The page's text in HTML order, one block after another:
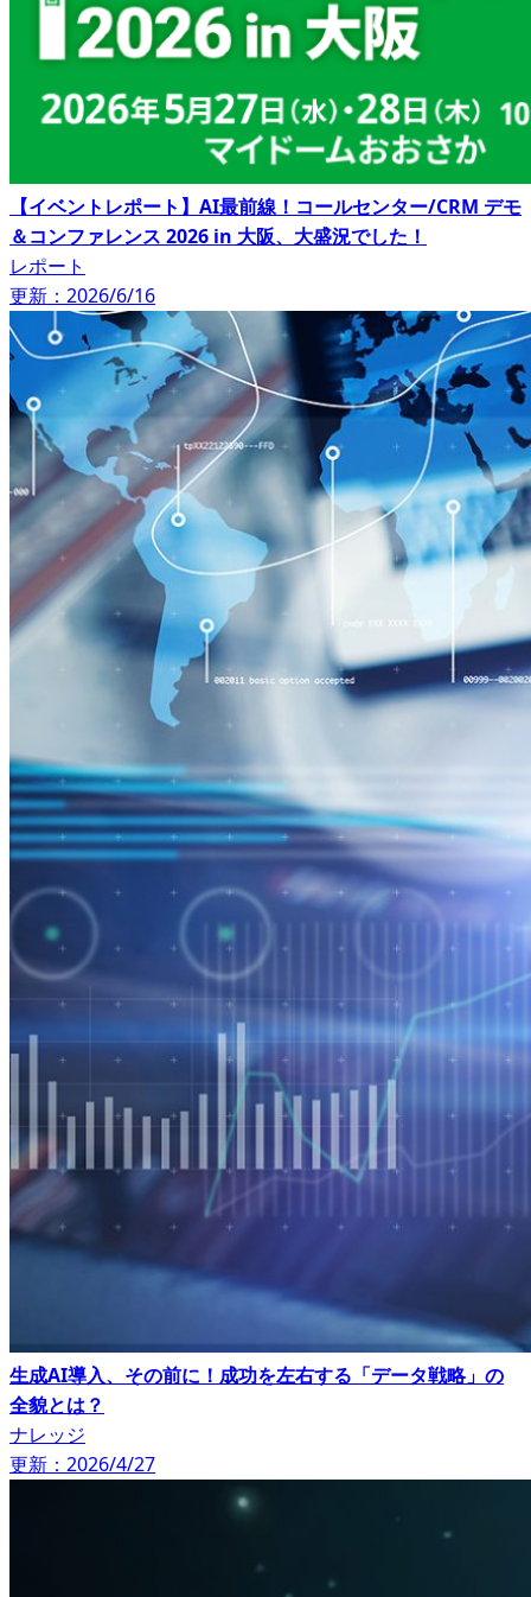
【イベントレポート】AI最前線！コールセンター/CRM デモ
＆コンファレンス 2026 in 大阪、大盛況でした！
レポート
更新：2026/6/16
生成AI導入、その前に！成功を左右する「データ戦略」の
全貌とは？
ナレッジ
更新：2026/4/27